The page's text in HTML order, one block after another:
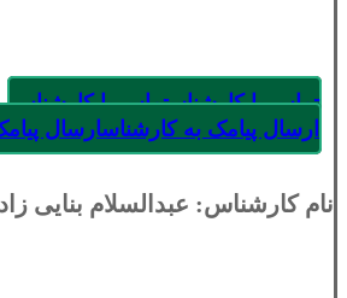
تماس با کارشناستماس با کارشناس
ارسال پیامک به کارشناسارسال
نام کارشناس: عبدالسلام بنایی